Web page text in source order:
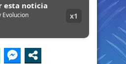
esta noticia
Evolucion
x1